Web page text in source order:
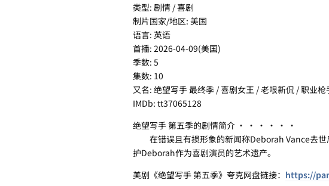
类型: 剧情 / 喜剧
制片国家/地区: 美国
语言: 英语
首播: 2026-04-09(美国)
季数: 5
集数: 10
又名: 绝望写手 最终季 / 喜剧女王 / 老哏新侃 / 职业
IMDb: tt37065128
绝望写手 第五季的剧情简介 · · · · · ·
在错误且有损形象的新闻称Deborah Vance去世
护Deborah作为喜剧演员的艺术遗产。
美剧《绝望写手 第五季》夸克网盘链接： https://